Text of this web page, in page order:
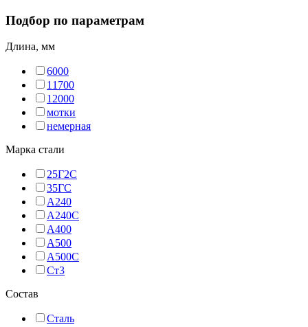
Подбор по параметрам
Длина, мм
6000
11700
12000
мотки
немерная
Марка стали
25Г2С
35ГС
А240
А240С
А400
А500
А500С
Ст3
Состав
Сталь